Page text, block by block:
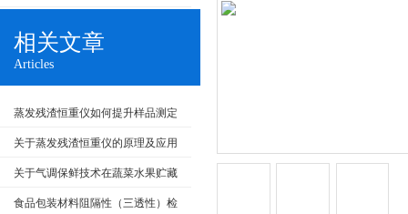
相关文章
Articles
蒸发残渣恒重仪如何提升样品测定
重复性?
关于蒸发残渣恒重仪的原理及应用
尽在本篇
关于气调保鲜技术在蔬菜水果贮藏
保鲜上的应用
食品包装材料阻隔性（三透性）检